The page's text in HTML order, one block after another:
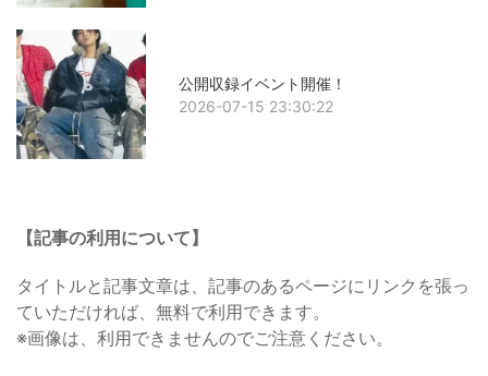
公開収録イベント開催！
2026-07-15 23:30:22
【記事の利用について】
タイトルと記事文章は、記事のあるページにリンクを張っ
ていただければ、無料で利用できます。
※画像は、利用できませんのでご注意ください。